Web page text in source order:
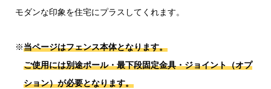
モダンな印象を住宅にプラスしてくれます。
※当ページはフェンス本体となります。
ご使用には別途ポール・最下段固定金具・ジョイント（オプ
ション）が必要となります。